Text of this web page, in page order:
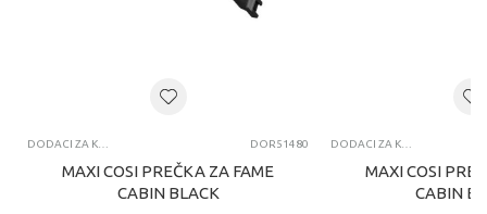
DODACI ZA KOLICA DOR51480
MAXI COSI PREČKA ZA FAME
CABIN BLACK
DODACI ZA KOLICA
MAXI COSI
CABIN